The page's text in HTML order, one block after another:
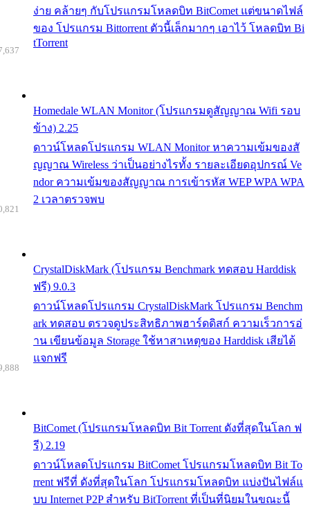
ง่าย คล้ายๆ กับโปรแกรมโหลดบิท BitComet แต่ขนาดไฟล์
ของ โปรแกรม Bittorrent ตัวนี้เล็กมากๆ เอาไว้ โหลดบิท Bi
tTorrent
Homedale WLAN Monitor (โปรแกรมดูสัญญาณ Wifi รอบ
ข้าง) 2.25
ดาวน์โหลดโปรแกรม WLAN Monitor หาความเข้มของสั
ญญาณ Wireless ว่าเป็นอย่างไรทั้ง รายละเอียดอุปกรณ์ Ve
ndor ความเข้มของสัญญาณ การเข้ารหัส WEP WPA WPA
2 เวลาตรวจพบ
CrystalDiskMark (โปรแกรม Benchmark ทดสอบ Harddisk
ฟรี) 9.0.3
ดาวน์โหลดโปรแกรม CrystalDiskMark โปรแกรม Benchm
ark ทดสอบ ตรวจดูประสิทธิภาพฮาร์ดดิสก์ ความเร็วการอ่
าน เขียนข้อมูล Storage ใช้หาสาเหตุของ Harddisk เสียได้
แจกฟรี
BitComet (โปรแกรมโหลดบิท Bit Torrent ดังที่สุดในโลก ฟ
รี) 2.19
ดาวน์โหลดโปรแกรม BitComet โปรแกรมโหลดบิท Bit To
rrent ฟรีที่ ดังที่สุดในโลก โปรแกรมโหลดบิท แบ่งปันไฟล์แ
บบ Internet P2P สำหรับ BitTorrent ที่เป็นที่นิยมในขณะนี้